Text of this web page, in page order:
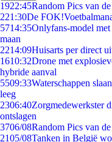
1922:45Random Pics van
221:30De
5714:35Onlyfans-model
maan
2214:09Huisarts per direct
1610:32Drone met
hybride aanval
5509:33Waterschappen
leeg
2306:40Zorgmedewerkster
ontslagen
3706/08Random Pics van
2105/08Tanken in België